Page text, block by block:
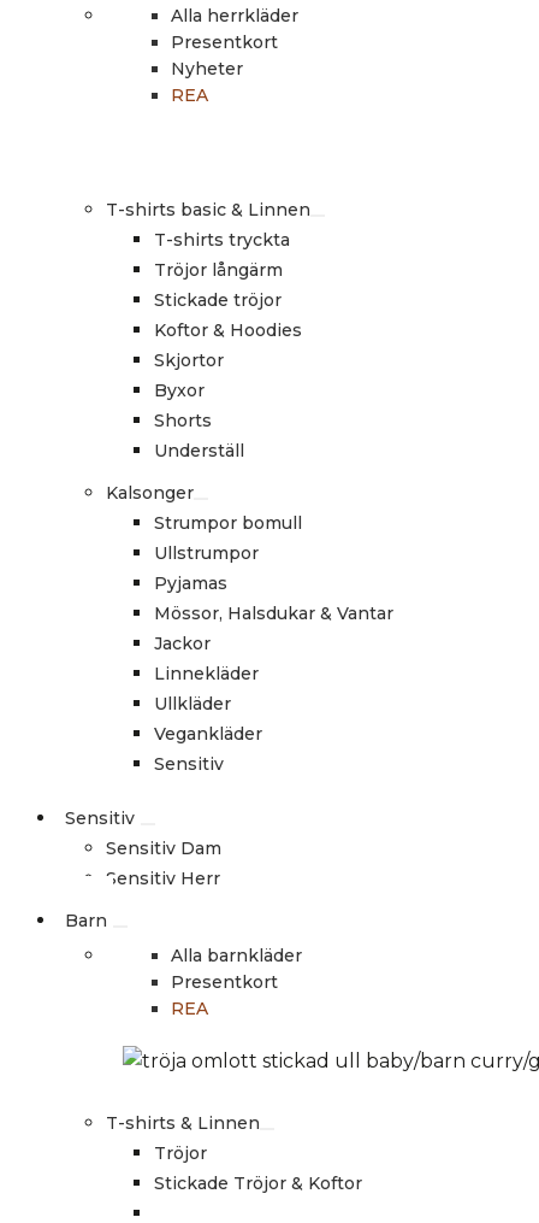
Alla herrkläder
Presentkort
Nyheter
REA
T-shirts basic & Linnen
T-shirts tryckta
Tröjor långärm
Stickade tröjor
Koftor & Hoodies
Skjortor
Byxor
Shorts
Underställ
Kalsonger
Strumpor bomull
Ullstrumpor
Pyjamas
Mössor, Halsdukar & Vantar
Jackor
Linnekläder
Ullkläder
Vegankläder
Sensitiv
Sensitiv
Sensitiv Dam
Sensitiv Herr
Barn
Alla barnkläder
Presentkort
REA
T-shirts & Linnen
Tröjor
Stickade Tröjor & Koftor